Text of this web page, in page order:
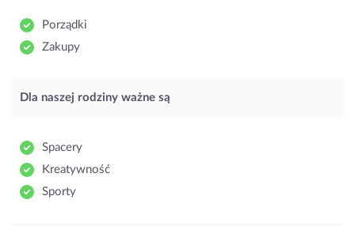
Porządki
Zakupy
Dla naszej rodziny ważne są
Spacery
Kreatywność
Sporty